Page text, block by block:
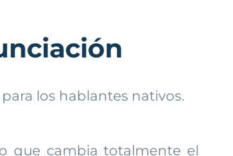
los hablantes nativos.
que cambia totalmente el